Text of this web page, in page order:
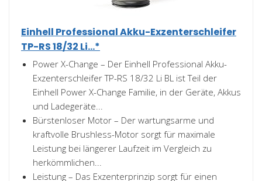
Einhell Professional Akku-Exzenterschleifer
TP-RS 18/32 Li...*
Power X-Change – Der Einhell Professional Akku-
Exzenterschleifer TP-RS 18/32 Li BL ist Teil der
Einhell Power X-Change Familie, in der Geräte, Akkus
und Ladegeräte...
Bürstenloser Motor – Der wartungsarme und
kraftvolle Brushless-Motor sorgt für maximale
Leistung bei längerer Laufzeit im Vergleich zu
herkömmlichen...
Leistung – Das Exzenterprinzip sorgt für einen